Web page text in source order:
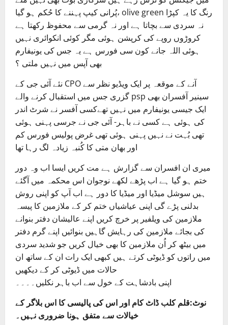
،پُرانی کیپ پہننے کا حُکم ہو گیا olive green رنگ کا یہ کپڑا
نہ سردی سے بچاتا ہے اور نہ گرمی سے محفوظ رکھتا ہے
کروڑوں روپے کی کرپشن ہوئی مگر کوئی انکوائری نہیں
ہوئی اللہ جانے کون سی فورس ہے یہ جس کی یونیفارم
بھی آپس میں نہیں ملتی ؟
نئے آئی جی کے CPO آنے کے موقعہ پر ایک ویڈیو نظر سے
گزری جس میں استقبال کرنے والے psp سینیر آفسران بھی
ایک جیسی یونیفارم میں نہیں تھےکسی آفسر نے شرٹ اندر
کی ہوئی ہے کسی نے باہر- آئی جی نے جرسی پہنی ہوئی
تھی بُہت نے نہیں پہنی ہوئی تھی غرض پولیس فورس کم
اور بھان متی کا کُنبہ زیادہ لگ رہا تھا
میری ان افسران سے گزارش ہے مت کریں ایسا اب وہ دور
ختم ہو گیا ہے اب پڑھے لکھے نوجوان اس محکمہ میں آگئے
ہیں سوشل میڈیا اور میڈیا کا دور ہے اب آپ کو اپنی روش
بدلنی پڑے گی اپنی عیاشیاں ختم کر کے ملازمین کا پیسہ
ملازمین کی ویلفیر پر خرچ کریں اپنے عالیشان دفتر بنوانے
کی بجائے ملازمین کی رہایش گاہیں بنوائیں اپنے گرم دفتر
میں بیٹھ کر اُن ملازمین کا بھی خیال کریں جو شدید سردی
میں راتوں کو ڈیوٹی کرتے ہیں کبھی ایک رات ان کے ساتھ ان
حالات میں ڈیوٹی کر کے دیکھیں
اپنی بادشاہت کے خول سے اب باہر نکلیں۔۔۔۔
نوٹ:قلم کلب ڈاٹ کام اور اس کی پالیسی کا اس بلاگر کے
خیالات سے متفق ہونا ضروری نہیں۔